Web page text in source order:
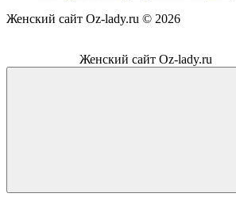
Женский сайт Oz-lady.ru © 2026
Женский сайт Oz-lady.ru